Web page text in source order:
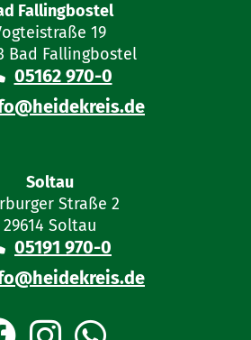
Fallingbostel
19
Bad Fallingbostel
05162 970-0
Soltau
Straße 2
29614 Soltau
05191 970-0